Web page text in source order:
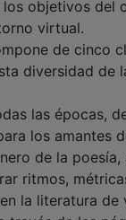
objetivos del
virtual.
de cinco
diversidad de
las épocas,
los amantes
de la
ritmos,
la literatura de